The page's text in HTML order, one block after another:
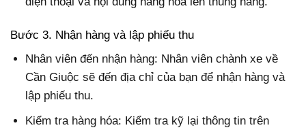
Bước 3. Nhận hàng và lập phiếu thu
Nhân viên đến nhận hàng: Nhân viên chành xe về
Cần Giuộc sẽ đến địa chỉ của bạn để nhận hàng và
lập phiếu thu.
Kiểm tra hàng hóa: Kiểm tra kỹ lại thông tin trên